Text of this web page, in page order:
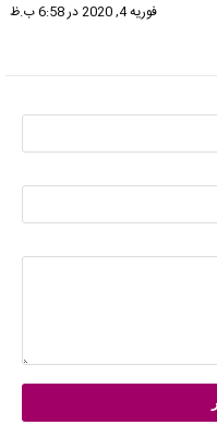
فوریه 4, 2020 در 6:58 ب.ظ